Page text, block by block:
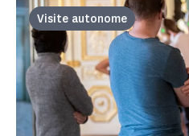
Visite autonome